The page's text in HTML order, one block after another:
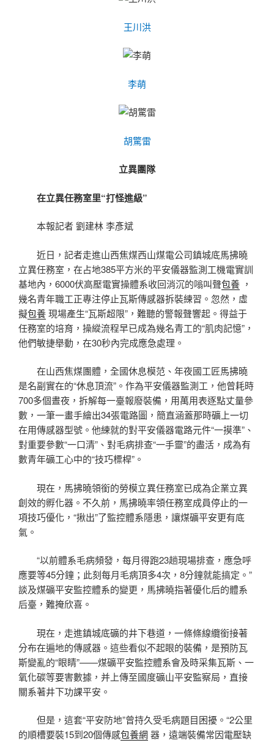
王川洪
李萌
胡驚雷
立異團隊
在立異任務室里“打怪進級”
本報記者 劉建林 李彥斌
近日，記者走進山西焦煤西山煤電公司鎮城底馬拂曉
立異任務室，在占地385平方米的平安儀器監測工機電實訓
基地內，6000伏高壓電實操體系收回消沉的嗡叫聲包養 ，
幾名青年職工正專注停止瓦斯傳感器拆裝練習。忽然，虛
擬包養現場產生“瓦斯超限”，難聽的警報聲響起。得益于
任務室的培育，操縱流程早已成為幾名青工的“肌肉記憶”，
他們敏捷舉動，在30秒內完成應急處理。
在山西焦煤團體，全國休息模范、年夜國工匠馬拂曉
是名副實在的“休息頂流”。作為平安儀器監測工，他曾耗時
700多個晝夜，拆解每一臺報廢裝備，用萬用表逐點丈量參
數，一筆一畫手繪出34張電路圖，簡直涵蓋那時礦上一切
在用傳感器型號。他練就的對平安儀器電路元件“一摸準”、
對重要參數“一口清”、對毛病排查“一手靈”的盡活，成為有
數青年礦工心中的“技巧標桿”。
現在，馬拂曉領銜的勞模立異任務室已成為企業立異
創效的孵化器。不久前，馬拂曉率領任務室成員停止的一
項技巧優化，“揪出”了監控體系隱患，讓煤礦平安更有底
氣。
“以前體系毛病頻發，每月得跑23趟現場排查，應急呼
應要等45分鐘；此刻每月毛病頂多4次，8分鐘就能搞定。”
談及煤礦平安監控體系的變更，馬拂曉指著優化后的體系
后臺，難掩欣喜。
現在，走進鎮城底礦的井下巷道，一條條線纜銜接著
分布在遍地的傳感器。這些看似不起眼的裝備，是預防瓦
斯變亂的“眼睛”——煤礦平安監控體系會及時采集瓦斯、一
氧化碳等要害數據，并上傳至國度礦山平安監察局，直接
關系著井下功課平安。
但是，這套“平安防地”曾持久受毛病題目困擾。“2公里
的順槽要裝15到20個傳感包養網 器，遠端裝備常因電壓缺